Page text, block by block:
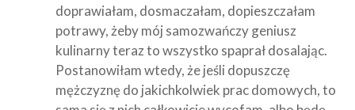
doprawiałam, dosmaczałam, dopieszczałam
potrawy, żeby mój samozwańczy geniusz
kulinarny teraz to wszystko spaprał dosalając.
Postanowiłam wtedy, że jeśli dopuszczę
mężczyznę do jakichkolwiek prac domowych, to